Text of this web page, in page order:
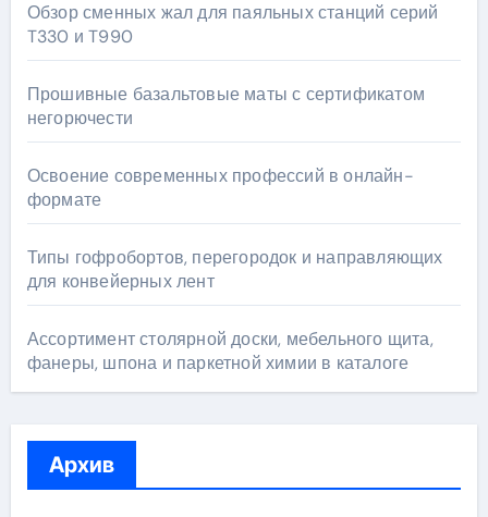
Обзор сменных жал для паяльных станций серий
T330 и T990
Прошивные базальтовые маты с сертификатом
негорючести
Освоение современных профессий в онлайн-
формате
Типы гофробортов, перегородок и направляющих
для конвейерных лент
Ассортимент столярной доски, мебельного щита,
фанеры, шпона и паркетной химии в каталоге
Архив